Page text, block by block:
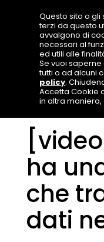
ha
che
dati
Questo sito o gli
terzi da questo
avvalgono di
necessari al
ed utili alle
Se vuoi
tutti o ad alcuni
policy.
Accetta Cookie
in altra maniera,